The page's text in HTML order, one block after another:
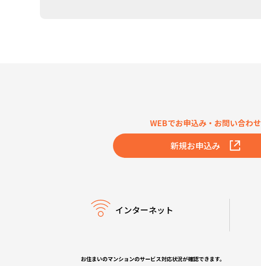
WEBでお申込み・お問い合わせ
新規お申込み
インターネット
お住まいのマンションのサービス対応状況が確認できます。